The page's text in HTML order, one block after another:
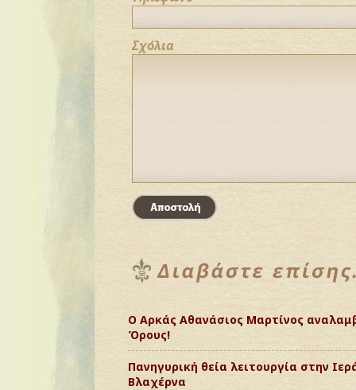
Σχόλια
Ο Αρκάς Αθανάσιος Μαρτίνος
Όρους!
Πανηγυρική θεία λειτουργία στην
Βλαχέρνα